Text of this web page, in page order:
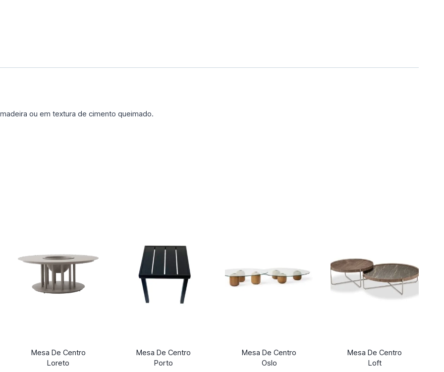
madeira ou em textura de cimento queimado.
Mesa De Centro
Loreto
Mesa De Centro
Porto
Mesa De Centro
Oslo
Mesa De Centro
Loft